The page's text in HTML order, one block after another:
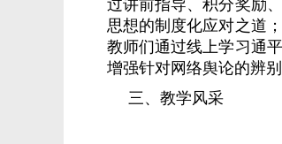
过讲前指导、积分奖励
思想的制度化应对之道
教师们通过线上学习通
增强针对网络舆论的辨别
三、教学风采